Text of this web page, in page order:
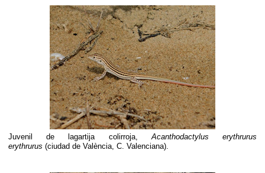
Juvenil de lagartija colirroja, Acanthodactylus erythrurus
erythrurus (ciudad de València, C. Valenciana).